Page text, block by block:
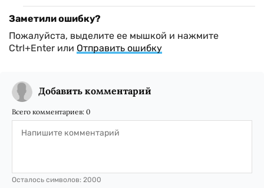
Заметили ошибку?
Пожалуйста, выделите ее мышкой и нажмите
Ctrl+Enter или Отправить ошибку
Добавить комментарий
Всего комментариев: 0
Осталось символов: 2000